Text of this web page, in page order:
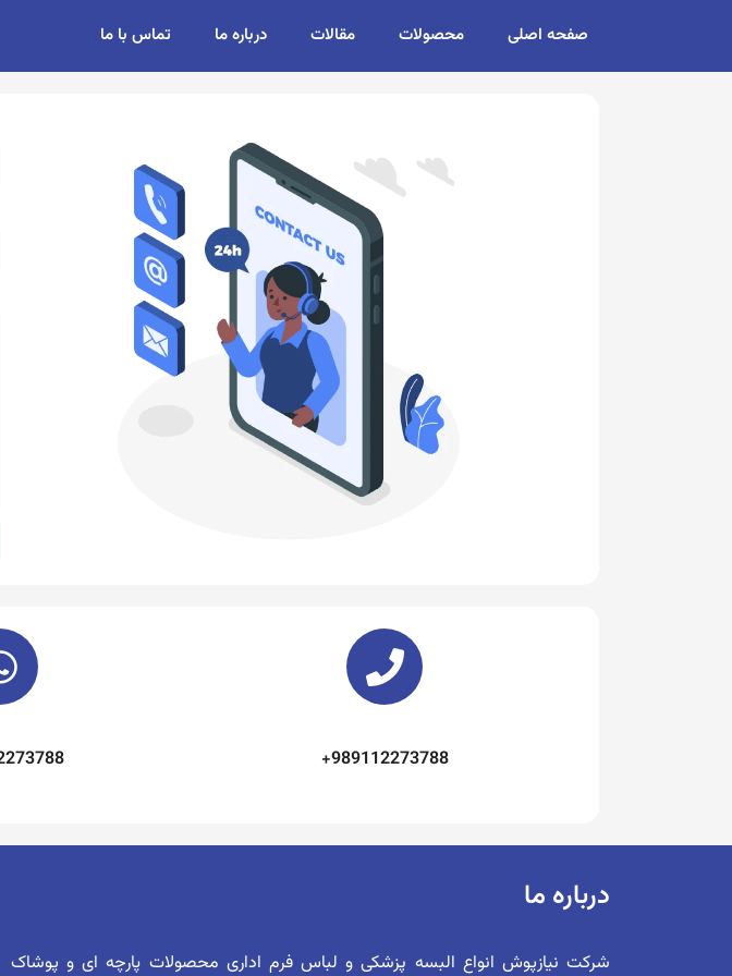
صفحه اصلی محصولات مقالات درباره ما تماس با ما
989112273788+
درباره ما
شرکت نیازپوش انواع البسه پزشکی و لباس فرم اداری محصولات پارچه ای و پوشاک